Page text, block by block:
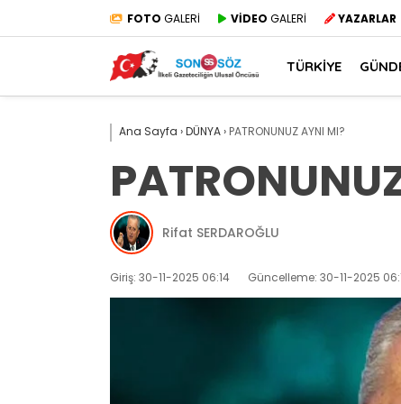
FOTO GALERİ VİDEO GALERİ YAZARLAR
TÜRKİYE
Ana Sayfa ›DÜNYA› PATRONUNUZ AYNI MI?
Rifat SERDAROĞLU
Giriş: 30-11-2025 06:14 Güncelleme: 30-11-2025